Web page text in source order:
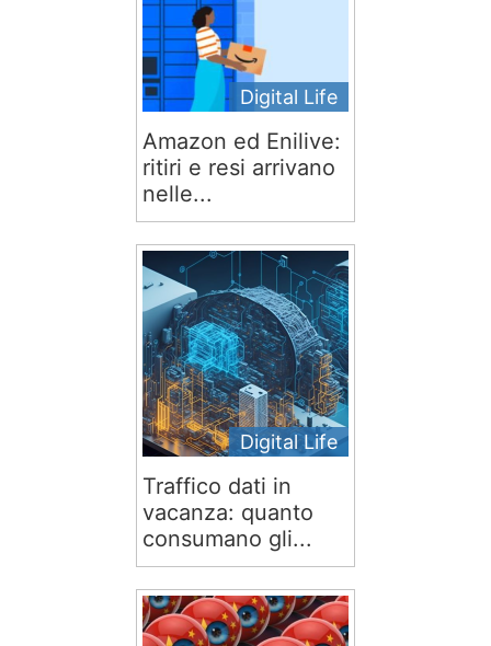
Digital Life
Amazon ed Enilive:
ritiri e resi arrivano
nelle...
Digital Life
Traffico dati in
vacanza: quanto
consumano gli...